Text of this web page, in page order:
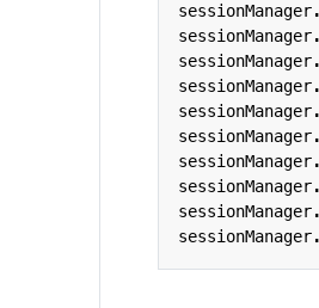
sessionManager.
sessionManager.
sessionManager.
sessionManager.
sessionManager.
sessionManager.
sessionManager.
sessionManager.
sessionManager.
sessionManager.